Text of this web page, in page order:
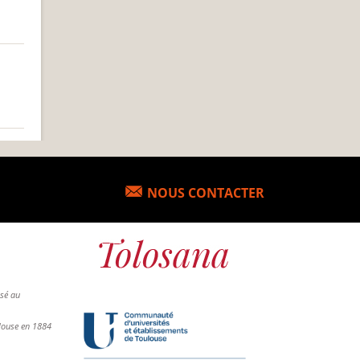
NOUS CONTACTER
au
en 1884